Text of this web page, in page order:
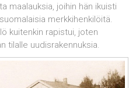
maalauksia, joihin hän ikuisti
merkkihenkilöitä.
kuitenkin rapistui, joten
tilalle uudisrakennuksia.